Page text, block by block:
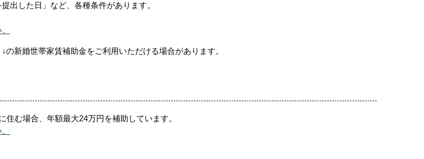
出した日」など、各種条件があります。
新婚世帯家賃補助金をご利用いただける場合があります。
む場合、年額最大24万円を補助しています。